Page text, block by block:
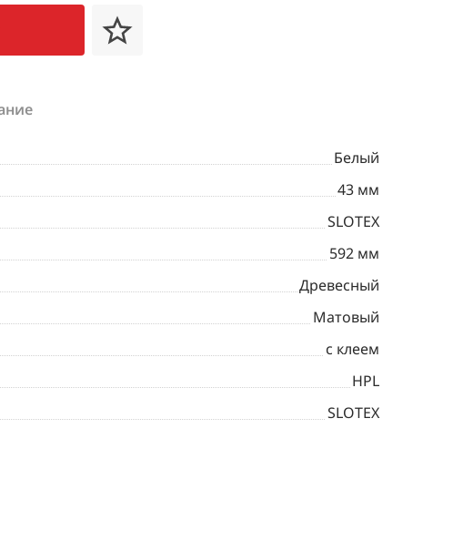
Белый
43 мм
SLOTEX
592 мм
Древесный
Матовый
с клеем
HPL
SLOTEX